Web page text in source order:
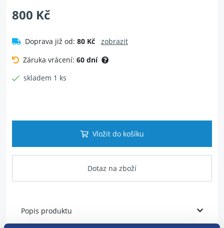
800 Kč
Doprava již od: 80 Kč
zobrazit
Záruka vrácení: 60 dní
skladem 1 ks
Vložit do košíku
Dotaz na zboží
Popis produktu